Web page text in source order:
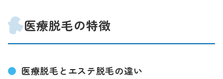
医療脱毛の特徴
医療脱毛とエステ脱毛の違い